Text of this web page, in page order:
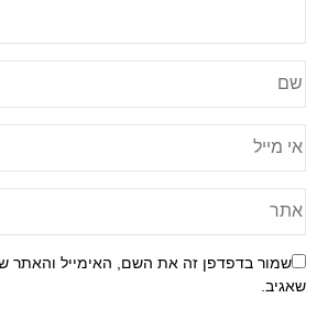
זה את השם, האימייל והאתר שלי לפעם